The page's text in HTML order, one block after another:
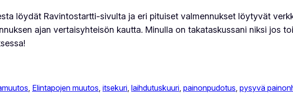
löydät Ravintostartti-sivulta ja eri pituiset valmennukset löytyvät
ajan vertaisyhteisön kautta. Minulla on takataskussani niksi jos
, Elintapojen muutos, itsekuri, laihdutuskuuri, painonpudotus, pysyvä